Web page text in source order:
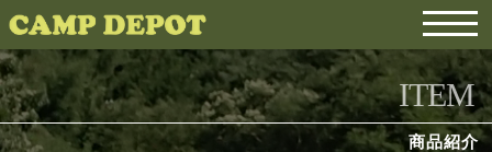
ITEM
商品紹介